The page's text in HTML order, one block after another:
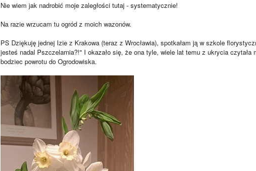
Nie wiem jak nadrobić moje zaległości tutaj - systematycznie!
Na razie wrzucam tu ogród z moich wazonów.
PS Dziękuję jednej Izie z Krakowa (teraz z Wrocławia), spotkałam ją w szkole
jesteś nadal Pszczelarnia?!" I okazało się, że ona tyle, wiele lat temu z ukrycia czytała
bodziec powrotu do Ogrodowiska.